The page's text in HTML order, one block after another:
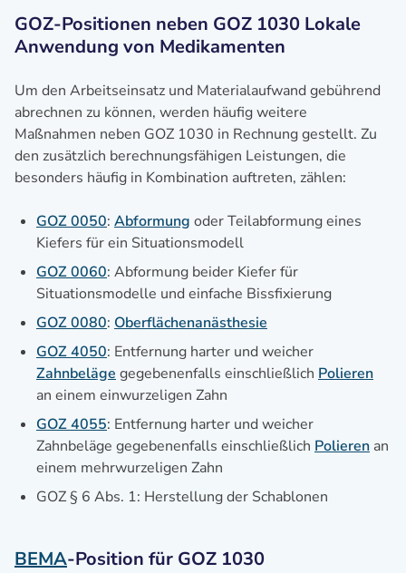
GOZ-Positionen neben GOZ 1030 Lokale
Anwendung von Medikamenten
Um den Arbeitseinsatz und Materialaufwand gebührend
abrechnen zu können, werden häufig weitere
Maßnahmen neben GOZ 1030 in Rechnung gestellt. Zu
den zusätzlich berechnungsfähigen Leistungen, die
besonders häufig in Kombination auftreten, zählen:
GOZ 0050: Abformung oder Teilabformung eines
Kiefers für ein Situationsmodell
GOZ 0060: Abformung beider Kiefer für
Situationsmodelle und einfache Bissfixierung
GOZ 0080: Oberflächenanästhesie
GOZ 4050: Entfernung harter und weicher
Zahnbeläge gegebenenfalls einschließlich Polieren
an einem einwurzeligen Zahn
GOZ 4055: Entfernung harter und weicher
Zahnbeläge gegebenenfalls einschließlich Polieren an
einem mehrwurzeligen Zahn
GOZ § 6 Abs. 1: Herstellung der Schablonen
BEMA-Position für GOZ 1030